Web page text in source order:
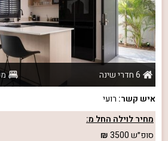
6 חדרי שינה
איש קשר: רועי
מחיר לוילה החל מ:
סופ״ש3500